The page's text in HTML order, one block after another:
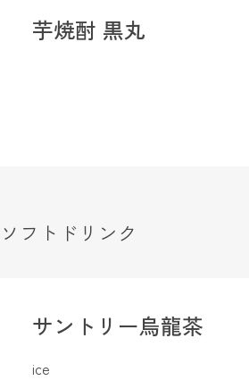
芋焼酎 黒丸
ソフトドリンク
サントリー烏龍茶
ice